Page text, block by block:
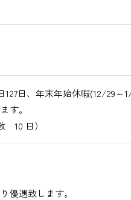
日、年末年始休暇(12/29～
す。
10 日）
優遇致します。